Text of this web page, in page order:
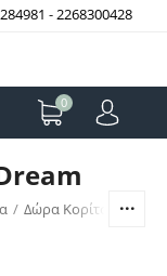
-2268300428
0
/ Δώρα Κορίτσι / Αγόρι